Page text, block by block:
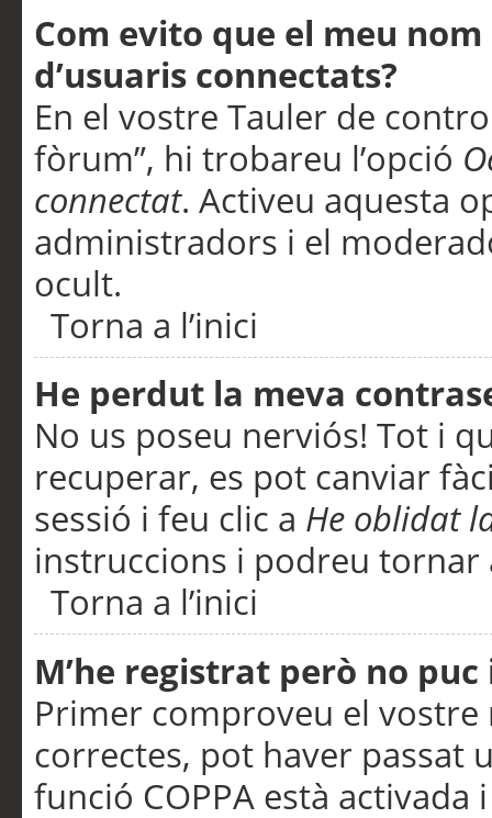
Com evito que el meu
d’usuaris connectats?
En el vostre Tauler de
fòrum”, hi trobareu l’opció
connectat. Activeu aquesta
administradors i el
ocult.
Torna a l’inici
He perdut la meva
No us poseu nerviós! Tot i
recuperar, es pot canviar
sessió i feu clic a He oblidat
instruccions i podreu tornar
Torna a l’inici
M’he registrat però no
Primer comproveu el vostre
correctes, pot haver passat
funció COPPA està